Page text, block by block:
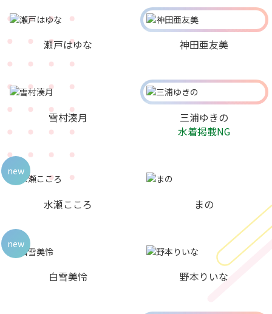
瀬戸はゆな 神田亜友美
雪村湊月
三浦ゆきの
水着掲載NG
水瀬こころ
new
まの
白雪美怜
new
野本りいな